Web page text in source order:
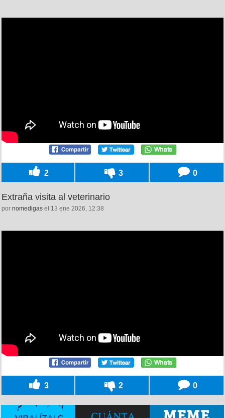
2 3 0
Extraña visita al veterinario
por nomedigas el 13 ene 2026, 12:38
3 2 0